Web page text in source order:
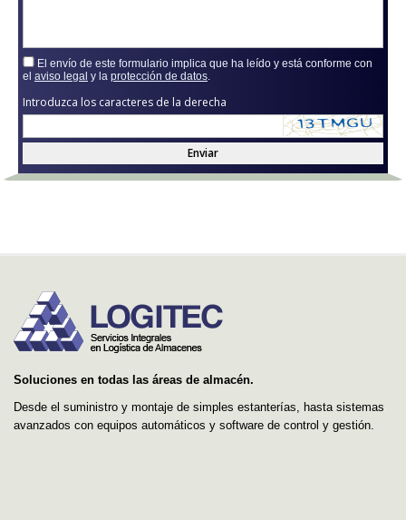
El envío de este formulario implica que ha leído y está conforme con
el aviso legal y la protección de datos
Introduzca los caracteres de la derecha
Enviar
Soluciones en todas las áreas de almacén.
Desde el suministro y montaje de simples estanterías, hasta sistemas
avanzados con equipos automáticos y software de control y gestión.